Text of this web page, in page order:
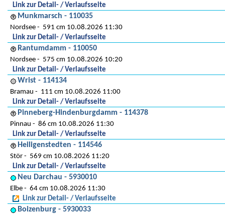
Link zur Detail- / Verlaufsseite
Munkmarsch - 110035
Nordsee
591 cm 10.08.2026 11:30
Link zur Detail- / Verlaufsseite
Rantumdamm - 110050
Nordsee
575 cm 10.08.2026 10:20
Link zur Detail- / Verlaufsseite
Wrist - 114134
Bramau
111 cm 10.08.2026 11:00
Link zur Detail- / Verlaufsseite
Pinneberg-Hindenburgdamm - 114378
Pinnau
86 cm 10.08.2026 11:30
Link zur Detail- / Verlaufsseite
Heiligenstedten - 114546
Stör
569 cm 10.08.2026 11:20
Link zur Detail- / Verlaufsseite
Neu Darchau - 5930010
Elbe
64 cm 10.08.2026 11:30
Link zur Detail- / Verlaufsseite
Boizenburg - 5930033